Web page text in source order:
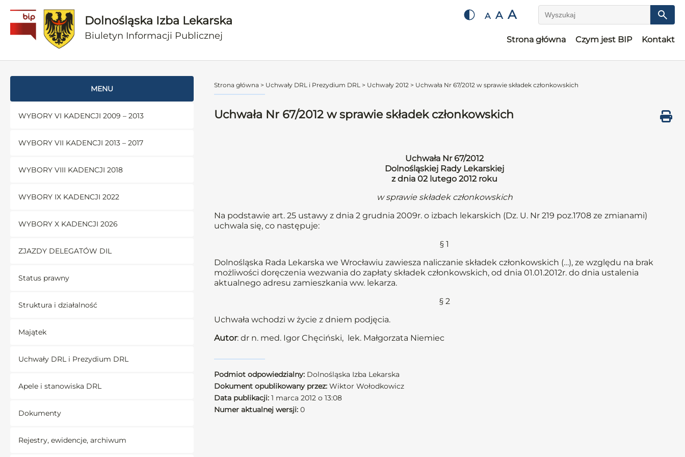
Dolnośląska Izba Lekarska
Biuletyn Informacji Publicznej
A A A Wyszukaj
Strona główna Czym jest BIP Kontakt
MENU
WYBORY VI KADENCJI 2009 – 2013
WYBORY VII KADENCJI 2013 – 2017
WYBORY VIII KADENCJI 2018
WYBORY IX KADENCJI 2022
WYBORY X KADENCJI 2026
ZJAZDY DELEGATÓW DIL
Status prawny
Struktura i działalność
Majątek
Uchwały DRL i Prezydium DRL
Apele i stanowiska DRL
Dokumenty
Rejestry, ewidencje, archiwum
Strona główna > Uchwały DRL i Prezydium DRL > Uchwały 2012 > Uchwała Nr 67/2012 w sprawie składek członkowskich
Uchwała Nr 67/2012 w sprawie składek członkowskich
Uchwała Nr 67/2012
Dolnośląskiej Rady Lekarskiej
z dnia 02 lutego 2012 roku
w sprawie składek członkowskich
Na podstawie art. 25 ustawy z dnia 2 grudnia 2009r. o izbach lekarskich (Dz. U. Nr 219 poz.1708 ze zmianami)
uchwala się, co następuje:
§ 1
Dolnośląska Rada Lekarska we Wrocławiu zawiesza naliczanie składek członkowskich (…), ze względu na brak
możliwości doręczenia wezwania do zapłaty składek członkowskich, od dnia 01.01.2012r. do dnia ustalenia
aktualnego adresu zamieszkania ww. lekarza.
§ 2
Uchwała wchodzi w życie z dniem podjęcia.
Autor: dr n. med. Igor Chęciński, lek. Małgorzata Niemiec
Podmiot odpowiedzialny: Dolnośląska Izba Lekarska
Dokument opublikowany przez: Wiktor Wołodkowicz
Data publikacji: 1 marca 2012 o 13:08
Numer aktualnej wersji: 0